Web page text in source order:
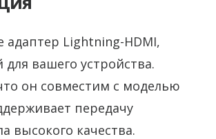
адаптер Lightning-HDMI,
вашего устройства.
он совместим с моделью
передачу
высокого качества.